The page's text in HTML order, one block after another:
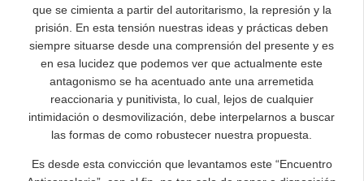
que se cimienta a partir del autoritarismo, la represión y la
prisión. En esta tensión nuestras ideas y prácticas deben
siempre situarse desde una comprensión del presente y es
en esa lucidez que podemos ver que actualmente este
antagonismo se ha acentuado ante una arremetida
reaccionaria y punitivista, lo cual, lejos de cualquier
intimidación o desmovilización, debe interpelarnos a buscar
las formas de como robustecer nuestra propuesta.
Es desde esta convicción que levantamos este “Encuentro